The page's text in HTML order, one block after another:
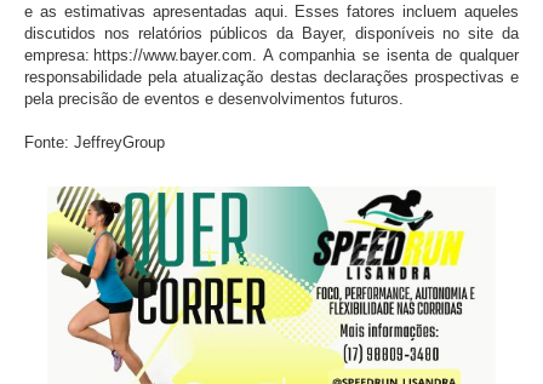
e as estimativas apresentadas aqui. Esses fatores incluem aqueles
discutidos nos relatórios públicos da Bayer, disponíveis no site da
empresa: https://www.bayer.com. A companhia se isenta de qualquer
responsabilidade pela atualização destas declarações prospectivas e
pela precisão de eventos e desenvolvimentos futuros.
Fonte: JeffreyGroup